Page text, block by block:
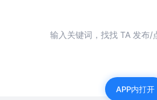
输入关键词，找找 TA 发布/
APP内打开